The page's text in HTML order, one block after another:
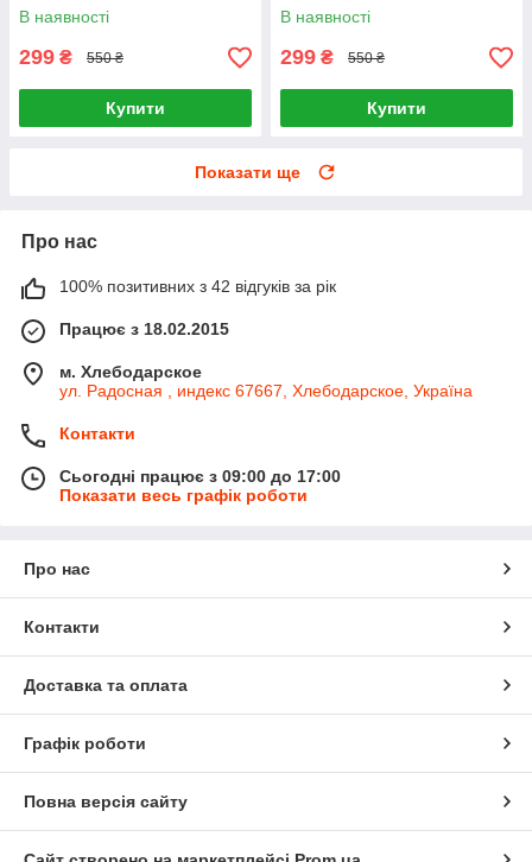
В наявності
299 ₴ 550 ₴
Купити
В наявності
299 ₴ 550 ₴
Купити
Показати ще
Про нас
100% позитивних з 42 відгуків за рік
Працює з 18.02.2015
м. Хлебодарское
ул. Радосная , индекс 67667, Хлебодарское, Україна
Контакти
Сьогодні працює з 09:00 до 17:00
Показати весь графік роботи
Про нас
Контакти
Доставка та оплата
Графік роботи
Повна версія сайту